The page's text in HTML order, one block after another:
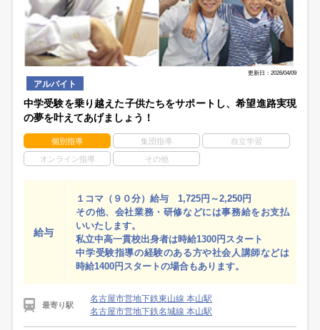
更新日：2026/04/09
アルバイト
中学受験を乗り越えた子供たちをサポートし、希望進路実現
の夢を叶えてあげましょう！
個別指導 集団指導 自立学習
オンライン指導 その他
給与
１コマ（９０分）給与 1,725円～2,250円
その他、会社業務・研修などには事務給をお支払
いいたします。
私立中高一貫校出身者は時給1300円スタート
中学受験指導の経験のある方や社会人講師などは
時給1400円スタートの場合もあります。
最寄り駅
名古屋市営地下鉄東山線 本山駅
名古屋市営地下鉄名城線 本山駅